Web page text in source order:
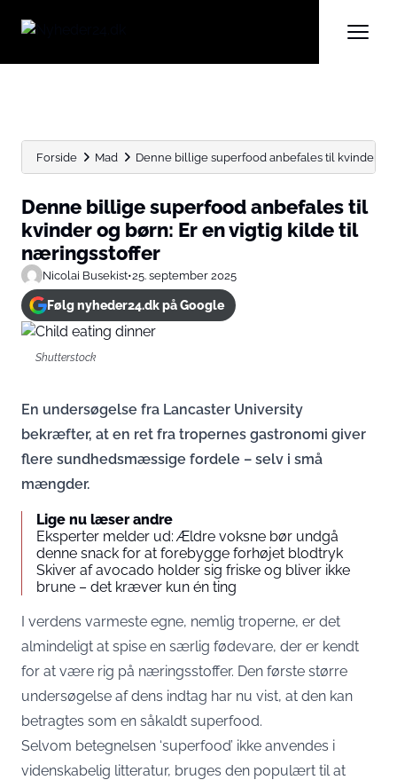
Forside Mad Denne billige superfood anbefales til kvinder og
Denne billige superfood anbefales til
kvinder og børn: Er en vigtig kilde til
næringsstoffer
Nicolai Busekist•25. september 2025
Følg nyheder24.dk på Google
Shutterstock
En undersøgelse fra Lancaster University
bekræfter, at en ret fra tropernes gastronomi giver
flere sundhedsmæssige fordele – selv i små
mængder.
Lige nu læser andre
Eksperter melder ud: Ældre voksne bør undgå
denne snack for at forebygge forhøjet blodtryk
Skiver af avocado holder sig friske og bliver ikke
brune – det kræver kun én ting
I verdens varmeste egne, nemlig troperne, er det
almindeligt at spise en særlig fødevare, der er kendt
for at være rig på næringsstoffer. Den første større
undersøgelse af dens indtag har nu vist, at den kan
betragtes som en såkaldt superfood.
Selvom betegnelsen ‘superfood’ ikke anvendes i
videnskabelig litteratur, bruges den populært til at